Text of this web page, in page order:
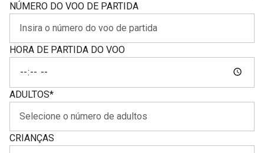
NÚMERO DO VOO DE PARTIDA
HORA DE PARTIDA DO VOO
ADULTOS*
CRIANÇAS